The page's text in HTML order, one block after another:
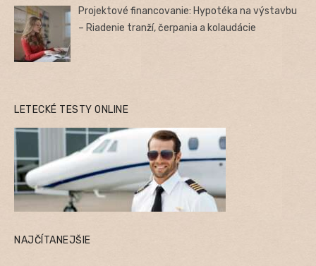
Projektové financovanie: Hypotéka na výstavbu
– Riadenie tranží, čerpania a kolaudácie
LETECKÉ TESTY ONLINE
NAJČÍTANEJŠIE